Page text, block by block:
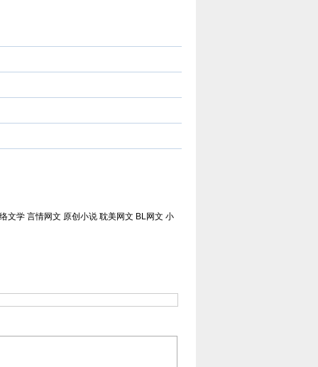
文学 言情网文 原创小说 耽美网文 BL网文 小